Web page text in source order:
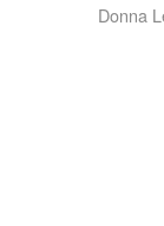
Donna